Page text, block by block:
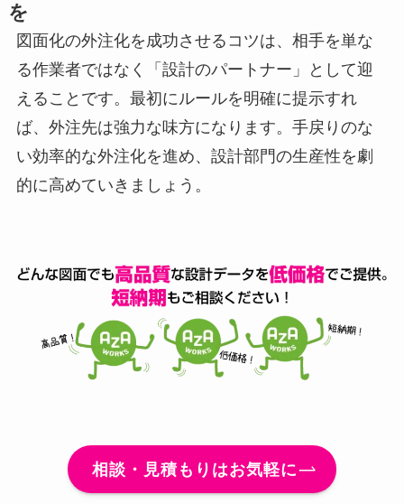
を
図面化の外注化を成功させるコツは、相手を単な
る作業者ではなく「設計のパートナー」として迎
えることです。最初にルールを明確に提示すれ
ば、外注先は強力な味方になります。手戻りのな
い効率的な外注化を進め、設計部門の生産性を劇
的に高めていきましょう。
相談・見積もりはお気軽に